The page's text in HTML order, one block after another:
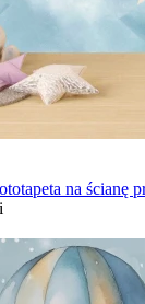
na ścianę